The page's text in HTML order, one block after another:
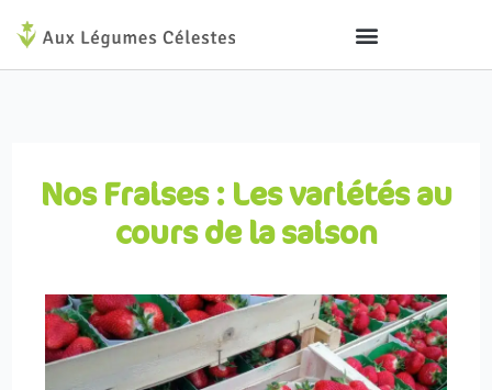
Aller
Nos Fraises : Les variétés au
cours de la saison